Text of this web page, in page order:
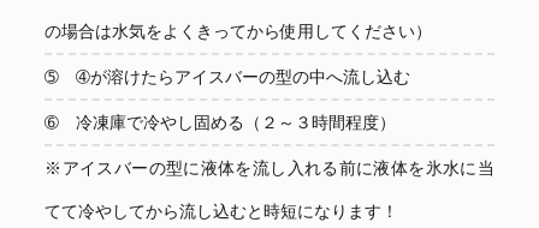
の場合は水気をよくきってから使用してください）
➄ ➃が溶けたらアイスバーの型の中へ流し込む
➅ 冷凍庫で冷やし固める（２～３時間程度）
※アイスバーの型に液体を流し入れる前に液体を氷水に当
てて冷やしてから流し込むと時短になります！